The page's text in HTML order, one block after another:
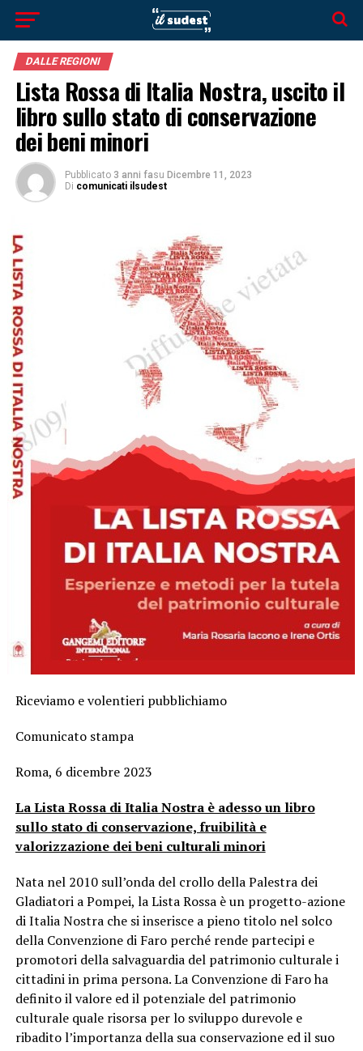
DALLE REGIONI
Lista Rossa di Italia Nostra, uscito il
libro sullo stato di conservazione
dei beni minori
Pubblicato 3 anni fasu Dicembre 11, 2023
Di comunicati ilsudest
Riceviamo e volentieri pubblichiamo
Comunicato stampa
Roma, 6 dicembre 2023
La Lista Rossa di Italia Nostra è adesso un libro
sullo stato di conservazione, fruibilità e
valorizzazione dei beni culturali minori
Nata nel 2010 sull’onda del crollo della Palestra dei
Gladiatori a Pompei, la Lista Rossa è un progetto-azione
di Italia Nostra che si inserisce a pieno titolo nel solco
della Convenzione di Faro perché rende partecipi e
promotori della salvaguardia del patrimonio culturale i
cittadini in prima persona. La Convenzione di Faro ha
definito il valore ed il potenziale del patrimonio
culturale quale risorsa per lo sviluppo durevole e
ribadito l’importanza della sua conservazione ed il suo